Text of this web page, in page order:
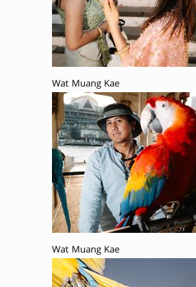
Wat Muang Kae
Wat Muang Kae